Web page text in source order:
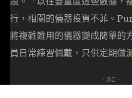
行，相關的儀器投資不菲。
將複雜難用的儀器變成簡單的
員日常練習佩戴，只供定期做
- 廣告 -